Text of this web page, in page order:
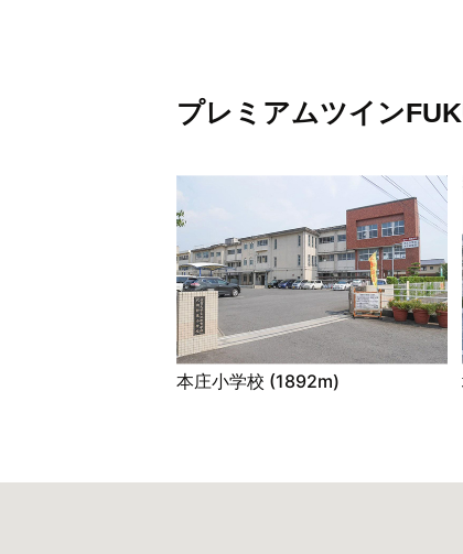
プレミアムツイン
本庄小学校 (1892m)